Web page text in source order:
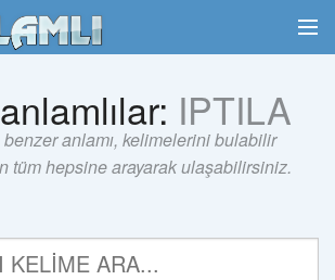
IPTILA
benzer anlamı, kelimelerini bulabilir
tüm hepsine arayarak ulaşabilirsiniz.